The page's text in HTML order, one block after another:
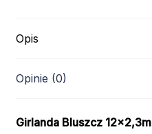
Opis
Opinie (0)
Girlanda Bluszcz 12×2,3m